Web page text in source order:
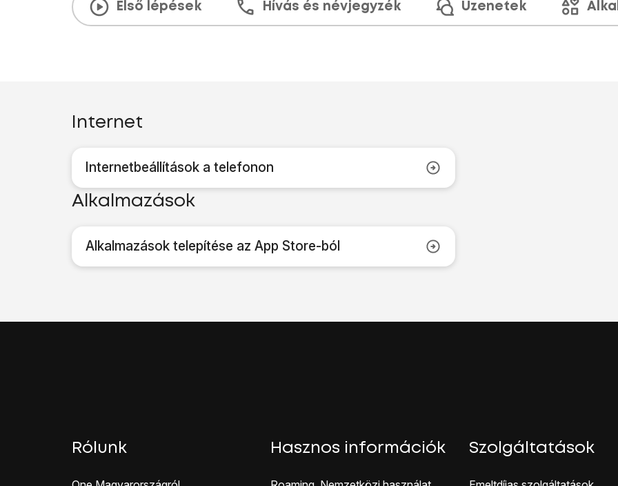
Első lépések Hívás és névjegyzék Üzenetek
Internet
Internetbeállítások a telefonon
Alkalmazások
Alkalmazások telepítése az App Store-ból
Rólunk Hasznos információk Szolgáltatások